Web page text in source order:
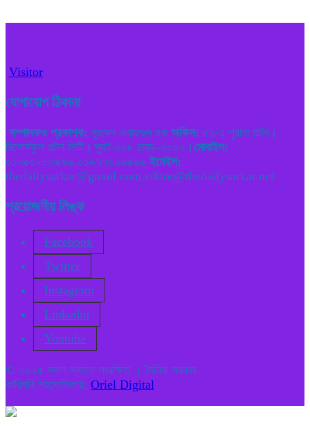
Visitor
যোগাযোগ ঠিকানা
সম্পাদকও প্রকাশক: মুহম্মদ ওবায়দুল হক অফিস: ৫১/এ পুরানা পল্টন (
রিসোর্সফুল পল্টন সিটি ) স্যুট-৬০৮ ঢাকা--১০০০। মোবাইল:
০১৭৫৫৮৮৩৫৯৬,০১৯৭৭৩৬৬৫৬৬ ইমেইল:
thedailysarkar@gmail.com,editor@thedailysarkar.net.
প্রয়োজনীয় লিঙ্ক
Facebook
Twitter
Instagram
Linkedin
Youtube
© ২০২৫ সকল স্বত্ত সংরক্ষিত । দৈনিক সরকার
কারিগরি সহযোগিতায়: Oriel Digital